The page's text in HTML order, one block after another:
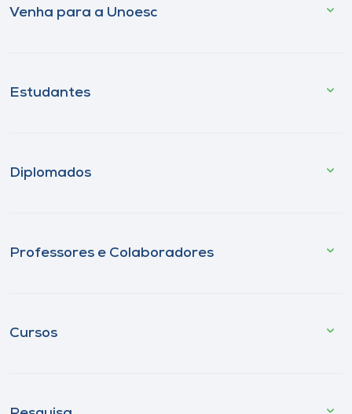
Venha para a Unoesc
Estudantes
Diplomados
Professores e Colaboradores
Cursos